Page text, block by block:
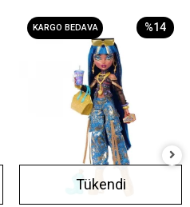
KARGO BEDAVA %14
Tükendi